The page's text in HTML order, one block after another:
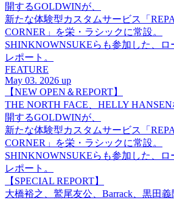
開するGOLDWINが、
新たな体験型カスタムサービス「
CORNER」を栄・ラシックに常設。
SHINKNOWNSUKEらも参加した、ロ
レポート。
FEATURE
May 03. 2026 up
【NEW OPEN＆REPORT】
THE NORTH FACE、HELLY
開するGOLDWINが、
新たな体験型カスタムサービス「
CORNER」を栄・ラシックに常設。
SHINKNOWNSUKEらも参加した、ロ
レポート。
【SPECIAL REPORT】
大橋裕之、鷲尾友公、Barrack、黒田義